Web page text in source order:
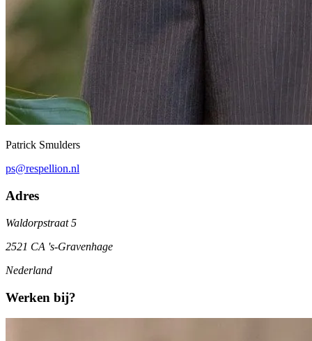
Patrick Smulders
ps@respellion.nl
Adres
Waldorpstraat 5
2521 CA 's-Gravenhage
Nederland
Werken bij?